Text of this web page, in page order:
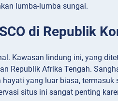
lumba-lumba sungai.
di Republik
Kawasan lindung ini, yang
Republik Afrika Tengah.
yang luar biasa, termasuk
situs ini sangat penting